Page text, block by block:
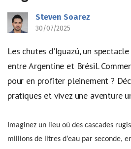
Steven Soarez
30/07/2025
Les chutes d’Iguazú, un
entre Argentine et Brésil.
pour en profiter pleinement ?
pratiques et vivez une aventure
Imaginez un lieu où des cascades
millions de litres d’eau par seconde,